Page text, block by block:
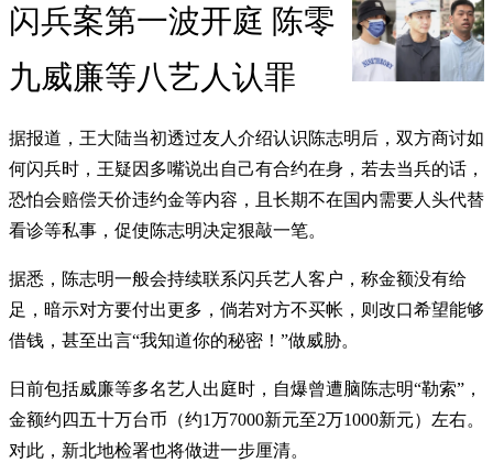
闪兵案第一波开庭 陈零
九威廉等八艺人认罪
据报道，王大陆当初透过友人介绍认识陈志明后，双方商讨如
何闪兵时，王疑因多嘴说出自己有合约在身，若去当兵的话，
恐怕会赔偿天价违约金等内容，且长期不在国内需要人头代替
看诊等私事，促使陈志明决定狠敲一笔。
据悉，陈志明一般会持续联系闪兵艺人客户，称金额没有给
足，暗示对方要付出更多，倘若对方不买帐，则改口希望能够
借钱，甚至出言“我知道你的秘密！”做威胁。
日前包括威廉等多名艺人出庭时，自爆曾遭脑陈志明“勒索”，
金额约四五十万台币（约1万7000新元至2万1000新元）左右。
对此，新北地检署也将做进一步厘清。